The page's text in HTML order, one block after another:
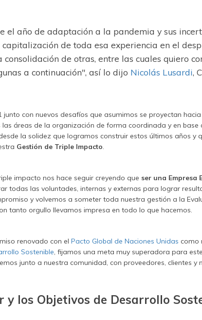
el año de adaptación a la pandemia y sus
de toda esa experiencia en el
consolidación de otras, entre las cuales quiero
a continuación", así lo dijo Nicolás Lusardi,
junto con nuevos desafíos que asumimos se proyectan
áreas de la organización de forma coordinada y en base
la solidez que logramos construir estos últimos años y
Gestión de Triple Impacto.
impacto nos hace seguir creyendo que ser una Empresa
todas las voluntades, internas y externas para lograr
y volvemos a someter toda nuestra gestión a la
tanto orgullo llevamos impresa en todo lo que hacemos.
renovado con el Pacto Global de Naciones Unidas como
Sostenible, fijamos una meta muy superadora para
junto a nuestra comunidad, con proveedores, clientes y
y los Objetivos de Desarrollo